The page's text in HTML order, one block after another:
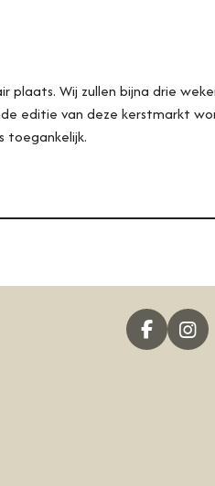
plaats. Wij zullen bijna drie
editie van deze kerstmarkt
toegankelijk.
F
A
I
N